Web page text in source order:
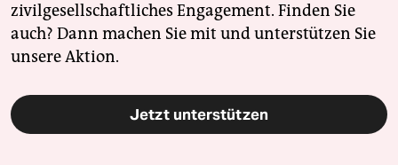
zivilgesellschaftliches Engagement. Finden Sie
auch? Dann machen Sie mit und unterstützen Sie
unsere Aktion.
Jetzt unterstützen